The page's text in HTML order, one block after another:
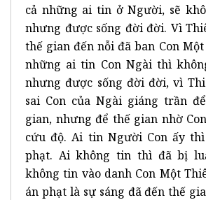
cả những ai tin ở Người, sẽ
nhưng được sống đời đời. Vì
thế gian đến nỗi đã ban Con
những ai tin Con Ngài thì
nhưng được sống đời đời, vì
sai Con của Ngài giáng trần
gian, nhưng để thế gian nhờ
cứu độ. Ai tin Người Con ấy
phạt. Ai không tin thì đã bị
không tin vào danh Con Một
án phạt là sự sáng đã đến thế